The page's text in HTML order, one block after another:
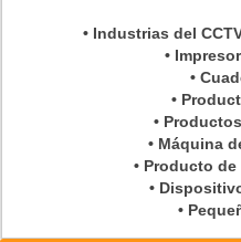
• Industrias del
•
•
•
•
• Máquina
• Producto
•
•